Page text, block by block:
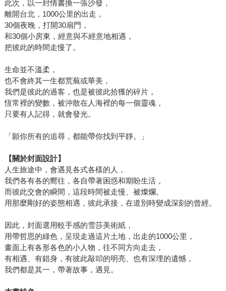
此次，以一封情書換一張沙發，
離開台北，1000公里的出走，
30個夜晚，打開30扇門，
和30個小房東，經意與不經意地相遇，
把彼此的時間走慢了。
生命並不溫柔，
也不會終其一生都荒蕪或華美，
我們是彼此的過客，也是被彼此拾獲的碎片，
恆常裡的變數，被沖散在人海裡的每一個靈魂，
只要有人記得，就會發光。
「願你所有的追尋，都能帶你找到平靜。」
【關於封面設計】
人生旅途中，會遇見各式各樣的人，
我們各有各的嚮往，各自帶著困惑和期盼生活，
而彼此交會的瞬間，這段時間被走慢、被燦爛。
用那麼剛好的姿態相遇，彼此承接，在道別時變成深刻的曾經。
因此，封面選用較手感的雪莎美術紙，
用帶哲思的綠色，呈現走過這片土地，出走的1000公里，
畫面上有各形各色的小人物，往不同方向走去，
有相遇、有錯身，有彼此敲叩的明亮、也有深埋的遺憾，
我們都是其一，帶著故事，遇見。